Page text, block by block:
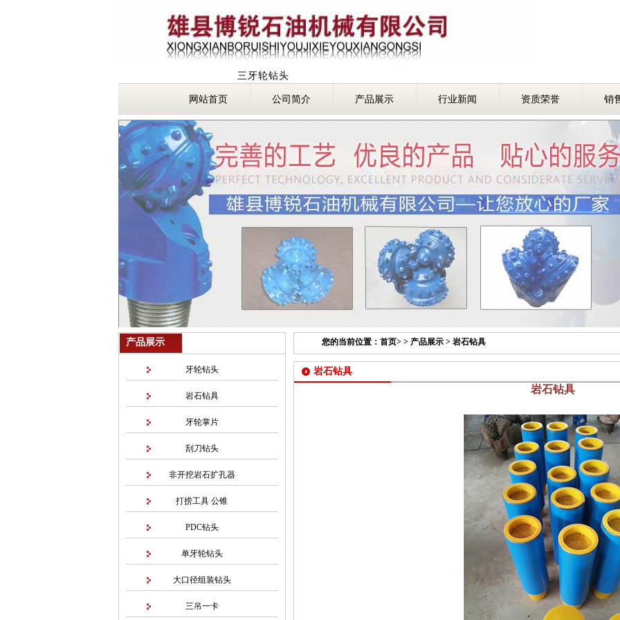
三牙轮钻头
网站首页 公司简介 产品展示 行业新闻 资质荣誉 销
您的当前位置： 首页> > 产品展示> 岩石钻具
岩石钻具
岩石钻具
产品展示
牙轮钻头
岩石钻具
牙轮掌片
刮刀钻头
非开挖岩石扩孔器
打捞工具 公锥
PDC钻头
单牙轮钻头
大口径组装钻头
三吊一卡